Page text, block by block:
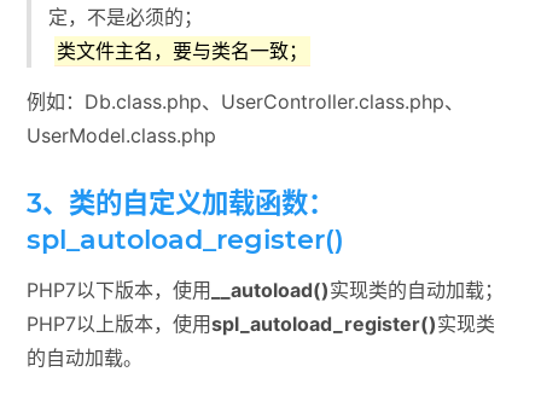
定，不是必须的；
类文件主名，要与类名一致；
例如：Db.class.php、UserController.class.php、
UserModel.class.php
3、类的自定义加载函数：
spl_autoload_register()
PHP7以下版本，使用 __autoload()实现类的自动加载；
PHP7以上版本，使用spl_autoload_register()实现类
的自动加载。